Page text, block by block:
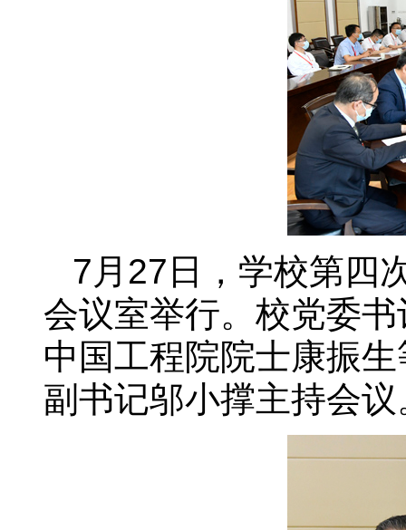
7月27日，学校第四
会议室举行。校党委
中国工程院院士康振
副书记邬小撑主持会议